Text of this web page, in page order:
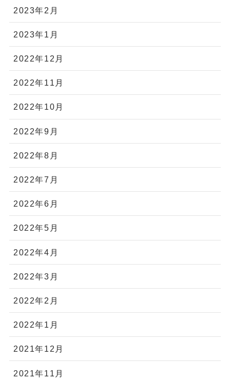
2023年2月
2023年1月
2022年12月
2022年11月
2022年10月
2022年9月
2022年8月
2022年7月
2022年6月
2022年5月
2022年4月
2022年3月
2022年2月
2022年1月
2021年12月
2021年11月